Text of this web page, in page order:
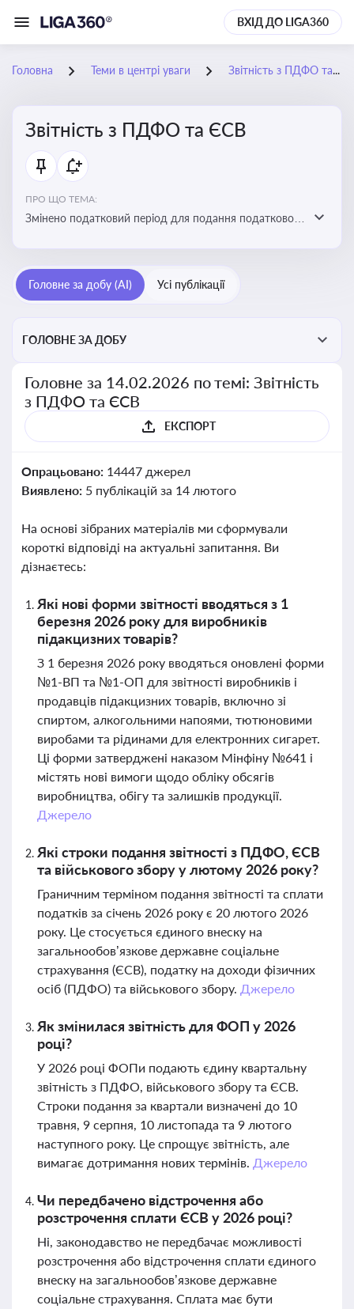
ВХІД ДО LIGA360
Головна Теми в центрі уваги Звітність з ПДФО та ЄСВ
Звітність з ПДФО та ЄСВ
ПРО ЩО ТЕМА:
Змінено податковий період для подання податкового
Головне за добу (AI) Усі публікації
ГОЛОВНЕ ЗА ДОБУ
Головне за 14.02.2026 по темі: Звітність
з ПДФО та ЄСВ
ЕКСПОРТ
Опрацьовано: 14447 джерел
Виявлено: 5 публікацій за 14 лютого
На основі зібраних матеріалів ми сформували
короткі відповіді на актуальні запитання. Ви
дізнаєтесь:
Які нові форми звітності вводяться з 1
березня 2026 року для виробників
підакцизних товарів?
З 1 березня 2026 року вводяться оновлені форми
№1-ВП та №1-ОП для звітності виробників і
продавців підакцизних товарів, включно зі
спиртом, алкогольними напоями, тютюновими
виробами та рідинами для електронних сигарет.
Ці форми затверджені наказом Мінфіну №641 і
містять нові вимоги щодо обліку обсягів
виробництва, обігу та залишків продукції.
Джерело
Які строки подання звітності з ПДФО, ЄСВ
та військового збору у лютому 2026 року?
Граничним терміном подання звітності та сплати
податків за січень 2026 року є 20 лютого 2026
року. Це стосується єдиного внеску на
загальнообов’язкове державне соціальне
страхування (ЄСВ), податку на доходи фізичних
осіб (ПДФО) та військового збору. Джерело
Як змінилася звітність для ФОП у 2026
році?
У 2026 році ФОПи подають єдину квартальну
звітність з ПДФО, військового збору та ЄСВ.
Строки подання за квартали визначені до 10
травня, 9 серпня, 10 листопада та 9 лютого
наступного року. Це спрощує звітність, але
вимагає дотримання нових термінів. Джерело
Чи передбачено відстрочення або
розстрочення сплати ЄСВ у 2026 році?
Ні, законодавство не передбачає можливості
розстрочення або відстрочення сплати єдиного
внеску на загальнообов’язкове державне
соціальне страхування. Сплата має бути